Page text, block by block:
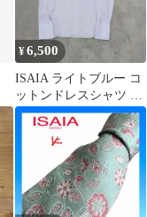
¥6,500
ISAIA ライトブルー コ
ットンドレスシャツ カ
フスボタンタイプ 15 38